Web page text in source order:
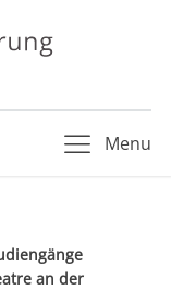
Menu
an der